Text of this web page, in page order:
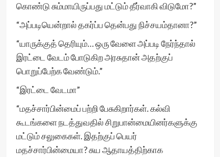
கொண்டு சும்மாயிருப்பது மட்டும் தீர்வாகி விடுமோ?”
“அப்படியென்றால் தகர்ப்ப தென்பது நிச்சயம்தானா?”
“யாருக்குத் தெரியும்… ஒரு வேளை அப்படி நேர்ந்தால்
இரட்டை வேடம் போடுகிற அரசுதான் அதற்குப்
பொறுப்பேற்க வேண்டும்.”
“இரட்டை வேடமா”
“மதச்சார்பின்மைப் பற்றி பேசுகிறார்கள். கல்வி
கூடங்களை நடத்துவதில் சிறுபான்மையினர்களுக்கு
மட்டும் சலுகைகள். இதற்குப் பெயர்
மதச்சார்பின்மையா? சுய ஆதாயத்திற்காக